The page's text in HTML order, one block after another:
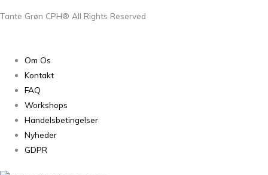
Tante Grøn CPH® All Rights Reserved
Om Os
Kontakt
FAQ
Workshops
Handelsbetingelser
Nyheder
GDPR